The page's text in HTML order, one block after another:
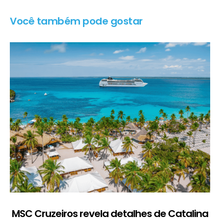
Você também pode gostar
MSC Cruzeiros revela detalhes de Catalina